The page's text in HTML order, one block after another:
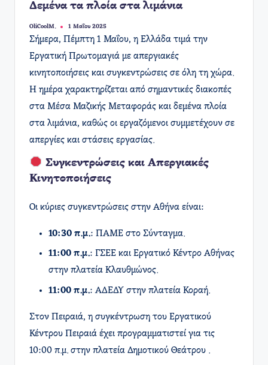
Δεμένα τα πλοία στα λιμάνια
Συγγραφέας:
OliCoolM. 1 Μαΐου 2025
​Σήμερα, Πέμπτη 1 Μαΐου, η Ελλάδα τιμά την
Εργατική Πρωτομαγιά με απεργιακές
κινητοποιήσεις και συγκεντρώσεις σε όλη τη χώρα.
Η ημέρα χαρακτηρίζεται από σημαντικές διακοπές
στα Μέσα Μαζικής Μεταφοράς και δεμένα πλοία
στα λιμάνια, καθώς οι εργαζόμενοι συμμετέχουν σε
απεργίες και στάσεις εργασίας.​
Συγκεντρώσεις και Απεργιακές
Κινητοποιήσεις
Οι κύριες συγκεντρώσεις στην Αθήνα είναι:​
10:30 π.μ.: ΠΑΜΕ στο Σύνταγμα.
11:00 π.μ.: ΓΣΕΕ και Εργατικό Κέντρο Αθήνας
στην πλατεία Κλαυθμώνος.
11:00 π.μ.: ΑΔΕΔΥ στην πλατεία Κοραή.​
Στον Πειραιά, η συγκέντρωση του Εργατικού
Κέντρου Πειραιά έχει προγραμματιστεί για τις
10:00 π.μ. στην πλατεία Δημοτικού Θεάτρου .​